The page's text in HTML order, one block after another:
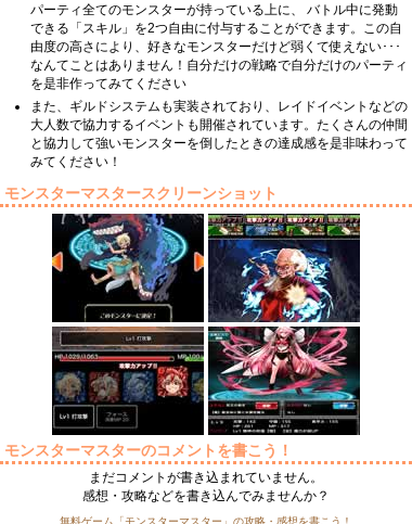
パーティ全てのモンスターが持っている上に、 バトル中に発動
できる「スキル」を2つ自由に付与することができます。この自
由度の高さにより、好きなモンスターだけど弱くて使えない･･･
なんてことはありません！自分だけの戦略で自分だけのパーティ
を是非作ってみてください
また、ギルドシステムも実装されており、レイドイベントなどの
大人数で協力するイベントも開催されています。たくさんの仲間
と協力して強いモンスターを倒したときの達成感を是非味わって
みてください！
モンスターマスタースクリーンショット
モンスターマスターのコメントを書こう！
まだコメントが書き込まれていません。
感想・攻略などを書き込んでみませんか？
無料ゲーム「モンスターマスター」の攻略・感想を書こう！